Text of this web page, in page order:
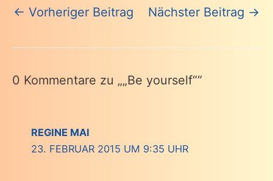
Beitragsnavigation
← Vorheriger Beitrag Nächster Beitrag →
0 Kommentare zu „„Be yourself““
REGINE MAI
23. FEBRUAR 2015 UM 9:35 UHR